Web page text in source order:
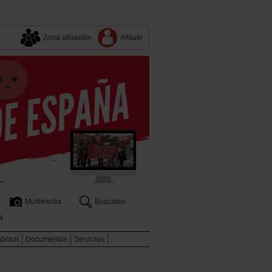
Zona afiliación Afiliate
Multimedia
Buscador
Documentos Servicios